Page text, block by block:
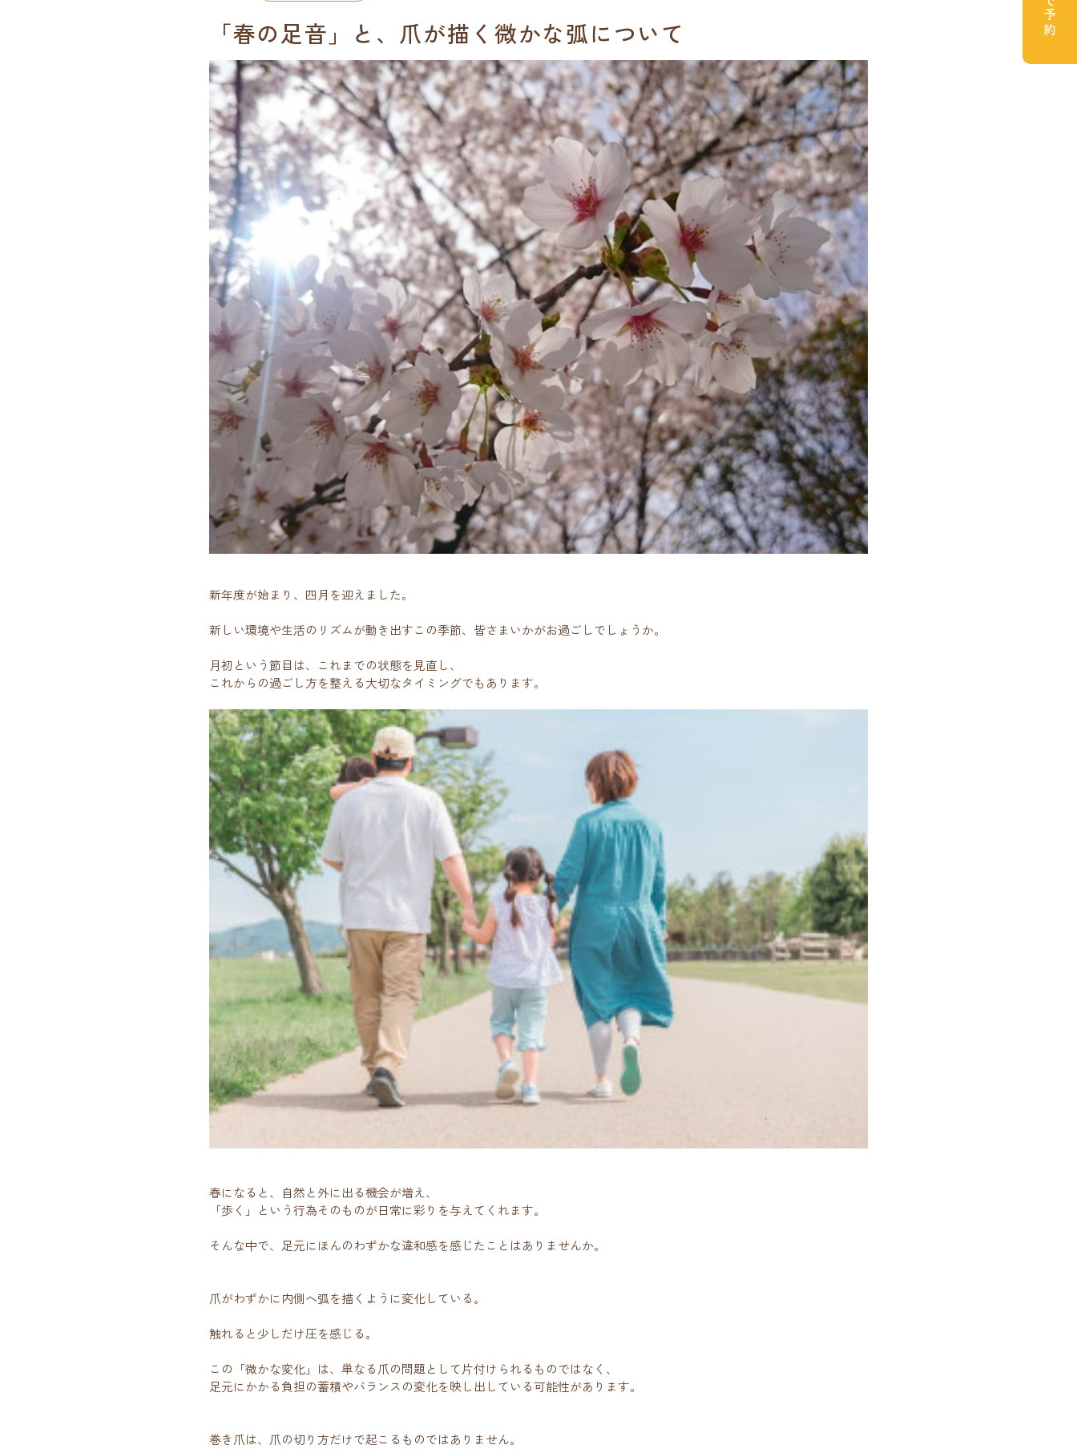
「春の足音」と、爪が描く微かな弧について
新年度が始まり、四月を迎えました。
新しい環境や生活のリズムが動き出すこの季節、皆さまいかがお過ごしでしょうか。
月初という節目は、これまでの状態を見直し、
これからの過ごし方を整える大切なタイミングでもあります。
春になると、自然と外に出る機会が増え、
「歩く」という行為そのものが日常に彩りを与えてくれます。
そんな中で、足元にほんのわずかな違和感を感じたことはありませんか。
爪がわずかに内側へ弧を描くように変化している。
触れると少しだけ圧を感じる。
この「微かな変化」は、単なる爪の問題として片付けられるものではなく、
足元にかかる負担の蓄積やバランスの変化を映し出している可能性があります。
巻き爪は、爪の切り方だけで起こるものではありません。